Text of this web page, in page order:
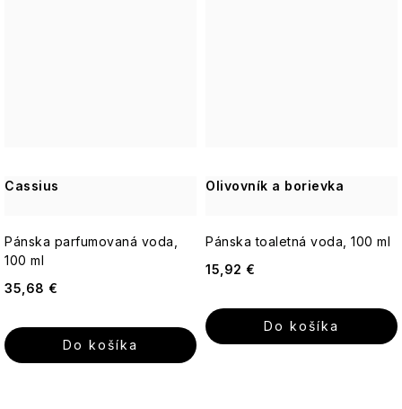
Cassius
Pánska parfumovaná voda,
100 ml
35,68 €
Do košíka
Olivovník a borievka
Pánska toaletná voda, 100 ml
15,92 €
Do košíka